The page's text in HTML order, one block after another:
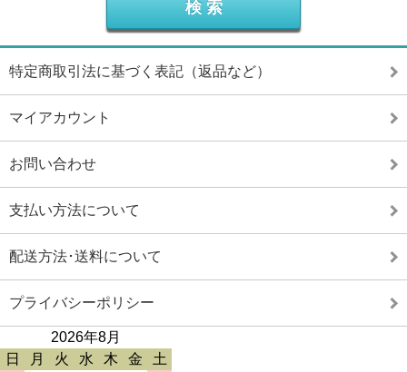
特定商取引法に基づく表記（返品など）
マイアカウント
お問い合わせ
支払い方法について
配送方法･送料について
プライバシーポリシー
2026年8月
日
月 火 水 木 金
土